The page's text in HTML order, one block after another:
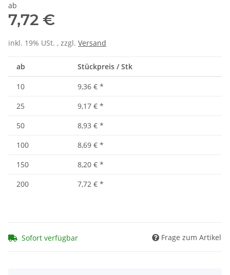
ab
7,72 €
inkl. 19% USt. , zzgl. Versand
ab Stückpreis / Stk
10 9,36 € *
25
9,17 € *
50
8,93 € *
100
8,69 € *
150
8,20 € *
200
7,72 € *
Sofort verfügbar Frage zum Artikel